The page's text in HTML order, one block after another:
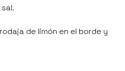
de limón en el borde y